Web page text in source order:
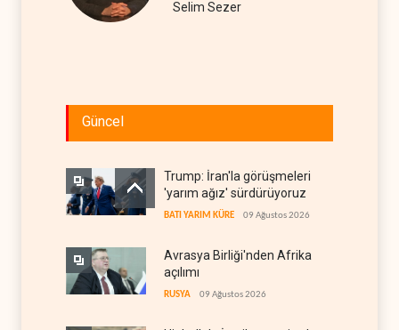
Selim Sezer
Güncel
Trump: İran'la görüşmeleri
'yarım ağız' sürdürüyoruz
BATI YARIM KÜRE 09 Ağustos 2026
Avrasya Birliği'nden Afrika
açılımı
RUSYA 09 Ağustos 2026